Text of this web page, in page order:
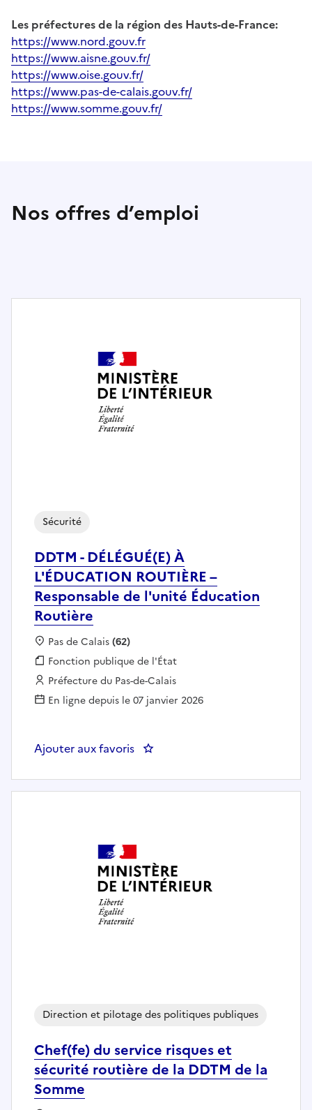
Les préfectures de la région des Hauts-de-France:
https://www.nord.gouv.fr
https://www.aisne.gouv.fr/
https://www.oise.gouv.fr/
https://www.pas-de-calais.gouv.fr/
https://www.somme.gouv.fr/
Nos offres d’emploi
DDTM - DÉLÉGUÉ(E) À
L'ÉDUCATION ROUTIÈRE –
Responsable de l'unité Éducation
Routière
Sécurité
Localisation :
Pas de Calais(62)
Fonction publique :
Fonction publique de l'État
Employeur :
Préfecture du Pas-de-Calais
En ligne depuis le 07 janvier 2026
Ajouter aux favoris : DDTM - DÉLÉGUÉ(E) À
Chef(fe) du service risques et
sécurité routière de la DDTM de la
Somme
Direction et pilotage des politiques publiques